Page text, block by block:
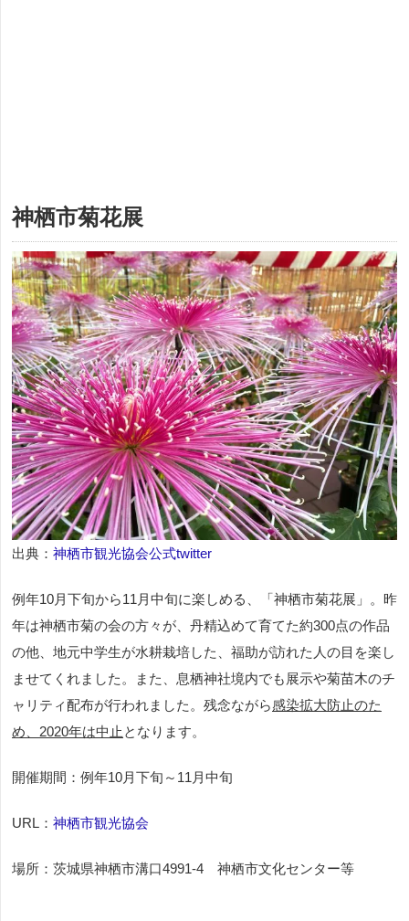
神栖市菊花展
出典： 神栖市観光協会公式twitter
例年10月下旬から11月中旬に楽しめる、「神栖市菊花展」。昨
年は神栖市菊の会の方々が、丹精込めて育てた約300点の作品
の他、地元中学生が水耕栽培した、福助が訪れた人の目を楽し
ませてくれました。また、息栖神社境内でも展示や菊苗木のチ
ャリティ配布が行われました。残念ながら感染拡大防止のた
め、2020年は中止 となります。
開催期間：例年10月下旬～11月中旬
URL： 神栖市観光協会
場所：茨城県神栖市溝口4991-4 神栖市文化センター等